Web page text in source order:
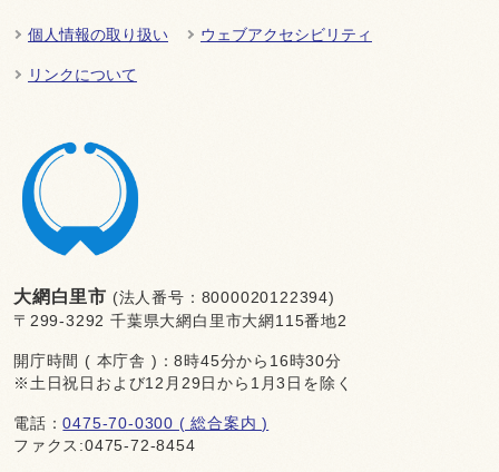
個人情報の取り扱い ウェブアクセシビリティ
リンクについて
大網白里市 (法人番号：8000020122394)
〒299-3292 千葉県大網白里市大網115番地2
開庁時間 ( 本庁舎 )：8時45分から16時30分
※土日祝日および12月29日から1月3日を除く
電話：0475-70-0300 ( 総合案内 )
ファクス:0475-72-8454